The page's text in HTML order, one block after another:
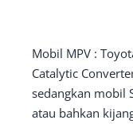
Mobil MPV :
Catalytic
sedangkan mobil
atau bahkan